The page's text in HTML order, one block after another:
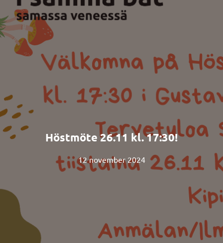
Höstmöte 26.11 kl. 17:30!
12 november 2024